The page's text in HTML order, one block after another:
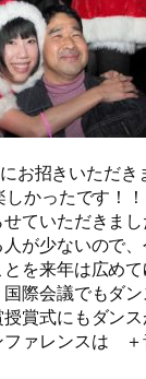
お招きいただき
かったです！！
ていただきまし
が少ないので
を来年は広め
際会議でもダ
賞式にもダン
ファレンスは